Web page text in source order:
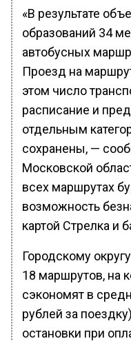
«В результате
образований 34
автобусных
Проезд на
этом число
расписание и
отдельным
сохранены, —
Московской
всех маршрутах
возможность
картой Стрелка и
Городскому
18 маршрутов, на
сэкономят в
рублей за
остановки при